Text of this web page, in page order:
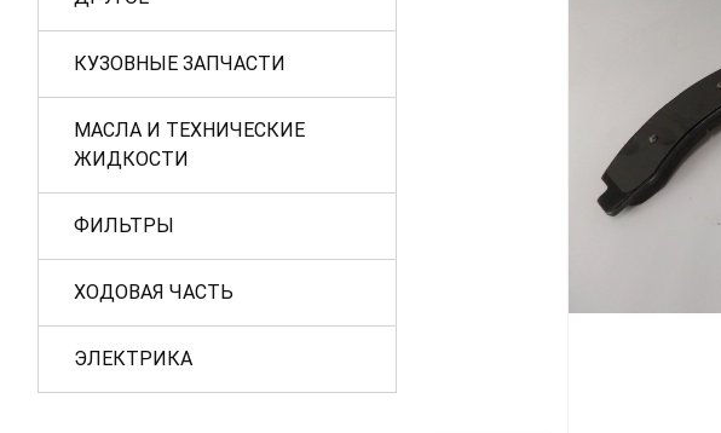
КУЗОВНЫЕ ЗАПЧАСТИ
МАСЛА И ТЕХНИЧЕСКИЕ
ЖИДКОСТИ
ФИЛЬТРЫ
ХОДОВАЯ ЧАСТЬ
ЭЛЕКТРИКА